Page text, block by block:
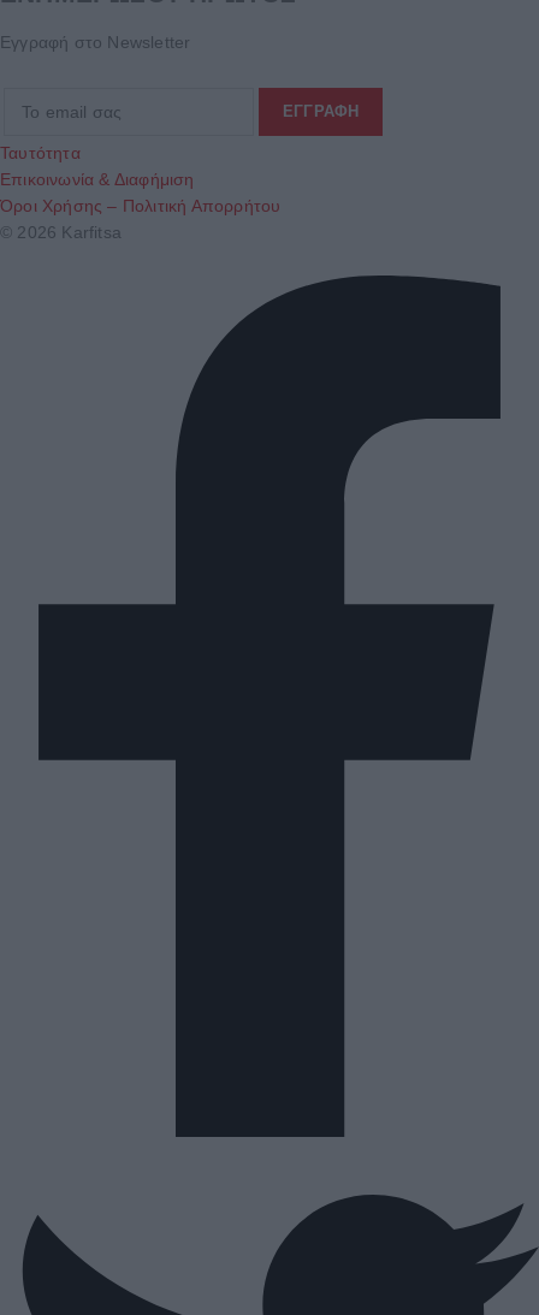
Εγγραφή στο Newsletter
Ταυτότητα
Επικοινωνία & Διαφήμιση
Όροι Χρήσης – Πολιτική Απορρήτου
© 2026 Karfitsa